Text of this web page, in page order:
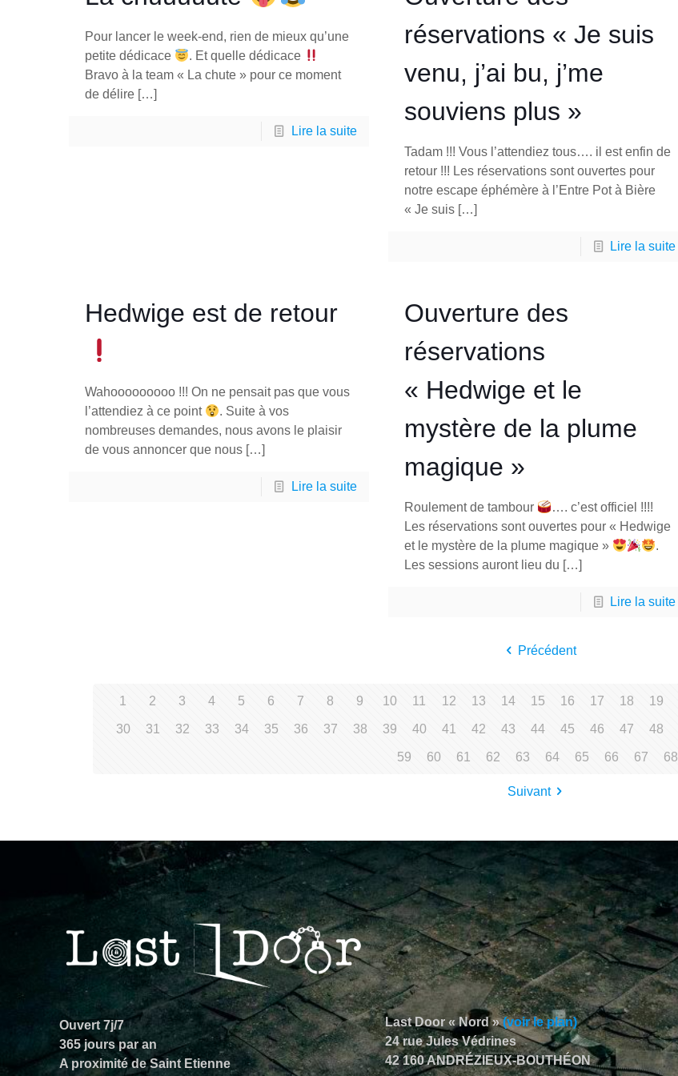
Pour lancer le week-end, rien de mieux qu’une
petite dédicace
. Et quelle dédicace
Bravo à la team « La chute » pour ce moment
de délire […]
Lire la suite
réservations « Je suis
venu, j’ai bu, j’me
souviens plus »
Tadam !!! Vous l’attendiez tous…. il est enfin de
retour !!! Les réservations sont ouvertes pour
notre escape éphémère à l’Entre Pot à Bière
« Je suis[…]
Lire la suite
Hedwige est de retour
Wahooooooooo !!! On ne pensait pas que vous
l’attendiez à ce point
. Suite à vos
nombreuses demandes, nous avons le plaisir
de vous annoncer que nous […]
Lire la suite
Ouverture des
réservations
« Hedwige et le
mystère de la plume
magique »
Roulement de tambour
…. c’est officiel !!!!
Les réservations sont ouvertes pour « Hedwige
et le mystère de la plume magique »
.
Les sessions auront lieu du […]
Lire la suite
Précédent
1 2 3 4 5 6 7 8 9 10 11 12 13 14 15 16 17 18 19
30 31 32 33 34 35 36 37 38 39 40 41 42 43 44 45 46 47 48
59 60 61 62 63 64 65 66 67 68
Suivant
Ouvert 7j/7
365 jours par an
A proximité de Saint Etienne
Last Door « Nord »(voir le plan)
24 rue Jules Védrines
42 160 ANDRÉZIEUX-BOUTHÉON